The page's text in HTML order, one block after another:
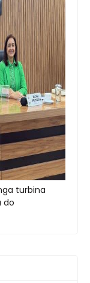
turbina
do